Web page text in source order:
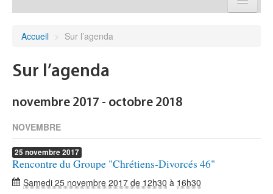
Agenda diocésain
Je donne
Annuaire/Contact
Accueil > Sur l’agenda
Sur l’agenda
novembre 2017 - octobre 2018
NOVEMBRE
25 novembre2017
Rencontre du Groupe "Chrétiens-Divorcés 46"
Samedi 25 novembre 2017 de 12h30 à 16h30